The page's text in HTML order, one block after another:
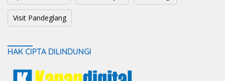
Visit Pandeglang
HAK CIPTA DILINDUNGI